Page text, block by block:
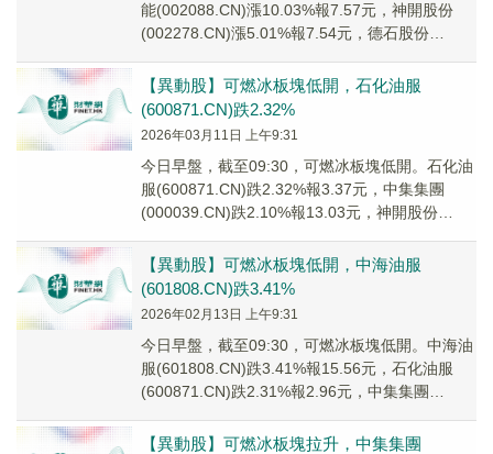
能(002088.CN)漲10.03%報7.57元，神開股份
(002278.CN)漲5.01%報7.54元，德石股份
【異動股】可燃冰板塊低開，石化油服
(600871.CN)跌2.32%
2026年03月11日 上午9:31
今日早盤，截至09:30，可燃冰板塊低開。石化油
服(600871.CN)跌2.32%報3.37元，中集集團
(000039.CN)跌2.10%報13.03元，神開股份
【異動股】可燃冰板塊低開，中海油服
(601808.CN)跌3.41%
2026年02月13日 上午9:31
今日早盤，截至09:30，可燃冰板塊低開。中海油
服(601808.CN)跌3.41%報15.56元，石化油服
(600871.CN)跌2.31%報2.96元，中集集團
【異動股】可燃冰板塊拉升，中集集團